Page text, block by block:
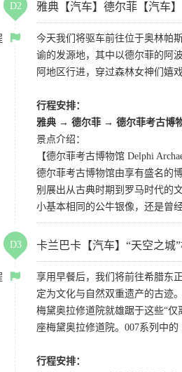
D2 雅典【汽车】德尔菲【汽车
今天我们将驱车前往位于奥林帕
谕的发源地，其中以德尔菲的阿
阿地区行进，穿过森林女神们嬉
行程安排：
雅典 → 德尔菲 → 德尔菲考古博
景点介绍：
【德尔菲考古博物馆 Delphi
德尔菲考古博物馆由享有盛名的
别展出从古典时期到罗马时代的
小基本相同的公牛银像，还是曾
D3 卡兰巴卡【汽车】“天空之城
享用早餐后，我们将前往希腊东
定为文化与自然双重遗产的古迹
梅黛奥拉修道院就雄踞于这些“
座梅黛奥拉修道院。007系列中
行程安排：